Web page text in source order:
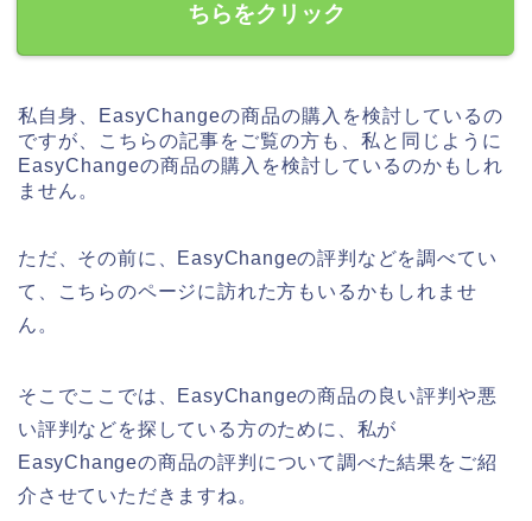
ちらをクリック
私自身、EasyChangeの商品の購入を検討しているの
ですが、こちらの記事をご覧の方も、私と同じように
EasyChangeの商品の購入を検討しているのかもしれ
ません。
ただ、その前に、EasyChangeの評判などを調べてい
て、こちらのページに訪れた方もいるかもしれませ
ん。
そこでここでは、EasyChangeの商品の良い評判や悪
い評判などを探している方のために、私が
EasyChangeの商品の評判について調べた結果をご紹
介させていただきますね。